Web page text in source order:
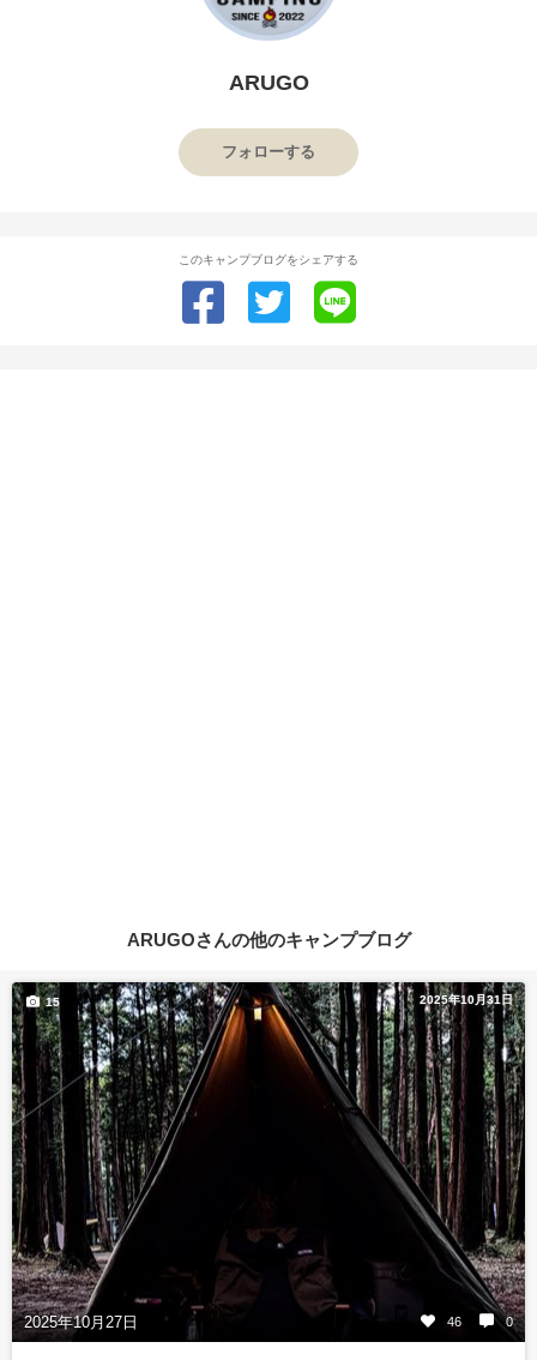
ARUGO
フォローする
このキャンプブログをシェアする
ARUGOさんの他のキャンプブログ
2025年10月31日
2025年10月27日 46 0
15